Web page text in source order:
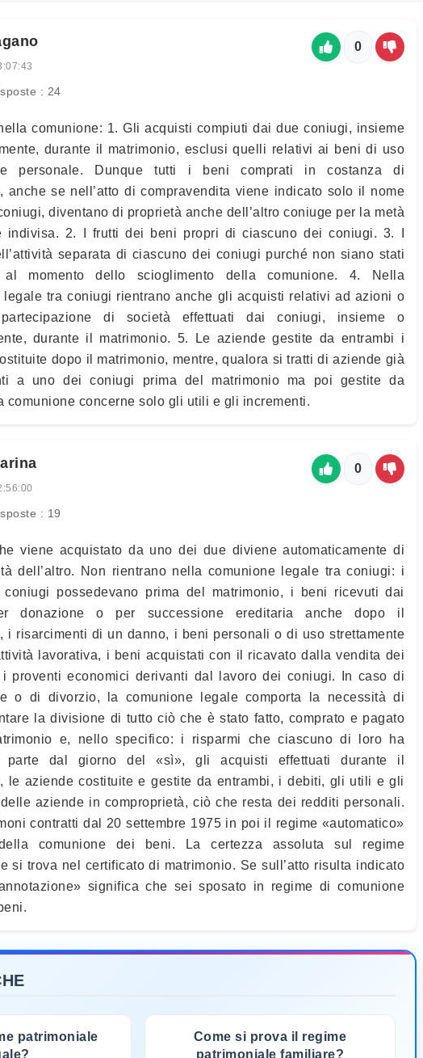
: 24
0
comunione: 1. Gli acquisti compiuti dai due coniugi, insieme
durante il matrimonio, esclusi quelli relativi ai beni di uso
personale. Dunque tutti i beni comprati in costanza di
anche se nell’atto di compravendita viene indicato solo il nome
diventano di proprietà anche dell’altro coniuge per la metà
indivisa. 2. I frutti dei beni propri di ciascuno dei coniugi. 3. I
separata di ciascuno dei coniugi purché non siano stati
al momento dello scioglimento della comunione. 4. Nella
legale tra coniugi rientrano anche gli acquisti relativi ad azioni o
di società effettuati dai coniugi, insieme o
durante il matrimonio. 5. Le aziende gestite da entrambi i
dopo il matrimonio, mentre, qualora si tratti di aziende già
a uno dei coniugi prima del matrimonio ma poi gestite da
comunione concerne solo gli utili e gli incrementi.
: 19
0
viene acquistato da uno dei due diviene automaticamente di
dell’altro. Non rientrano nella comunione legale tra coniugi: i
possedevano prima del matrimonio, i beni ricevuti dai
donazione o per successione ereditaria anche dopo il
i risarcimenti di un danno, i beni personali o di uso strettamente
lavorativa, i beni acquistati con il ricavato dalla vendita dei
proventi economici derivanti dal lavoro dei coniugi. In caso di
o di divorzio, la comunione legale comporta la necessità di
la divisione di tutto ciò che è stato fatto, comprato e pagato
e, nello specifico: i risparmi che ciascuno di loro ha
parte dal giorno del «sì», gli acquisti effettuati durante il
le aziende costituite e gestite da entrambi, i debiti, gli utili e gli
aziende in comproprietà, ciò che resta dei redditi personali.
contratti dal 20 settembre 1975 in poi il regime «automatico»
comunione dei beni. La certezza assoluta sul regime
si trova nel certificato di matrimonio. Se sull’atto risulta indicato
significa che sei sposato in regime di comunione
patrimoniale
Come si prova il regime
patrimoniale familiare?